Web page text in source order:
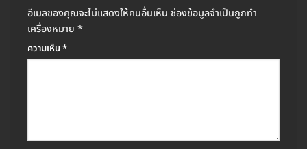
อีเมลของคุณจะไม่แสดงให้คนอื่นเห็น ช่องข้อมูลจำเป็นถูกทำ
เครื่องหมาย *
ความเห็น*